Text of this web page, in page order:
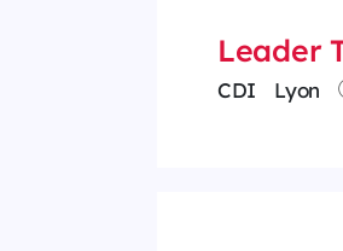
Leader
CDI Lyon